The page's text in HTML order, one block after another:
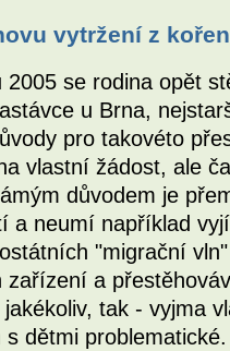
vytržení z
2005 se rodina opět
u Brna,
pro takovéto
vlastní žádost, ale
důvodem je
a neumí například
"migrační
zařízení a
jakékoliv, tak - vyjma
s dětmi problematické.